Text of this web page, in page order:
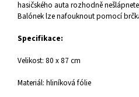
hasičského auta rozhodně
Balónek lze nafouknout pomocí
Specifikace:
Velikost: 80 x 87 cm
Materiál: hliníková fólie